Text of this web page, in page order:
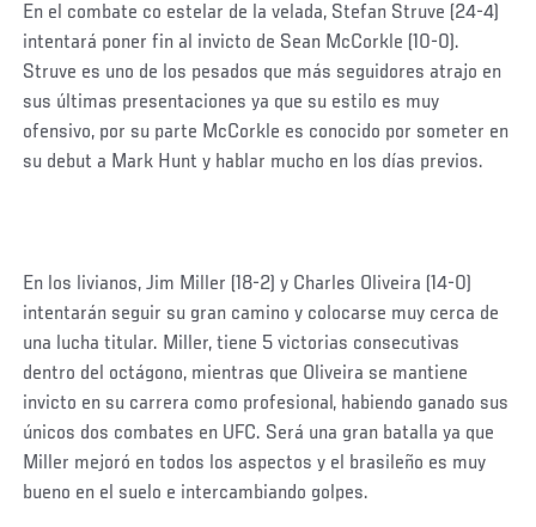
En el combate co estelar de la velada, Stefan Struve (24-4)
intentará poner fin al invicto de Sean McCorkle (10-0).
Struve es uno de los pesados que más seguidores atrajo en
sus últimas presentaciones ya que su estilo es muy
ofensivo, por su parte McCorkle es conocido por someter en
su debut a Mark Hunt y hablar mucho en los días previos.
En los livianos, Jim Miller (18-2) y Charles Oliveira (14-0)
intentarán seguir su gran camino y colocarse muy cerca de
una lucha titular. Miller, tiene 5 victorias consecutivas
dentro del octágono, mientras que Oliveira se mantiene
invicto en su carrera como profesional, habiendo ganado sus
únicos dos combates en UFC. Será una gran batalla ya que
Miller mejoró en todos los aspectos y el brasileño es muy
bueno en el suelo e intercambiando golpes.